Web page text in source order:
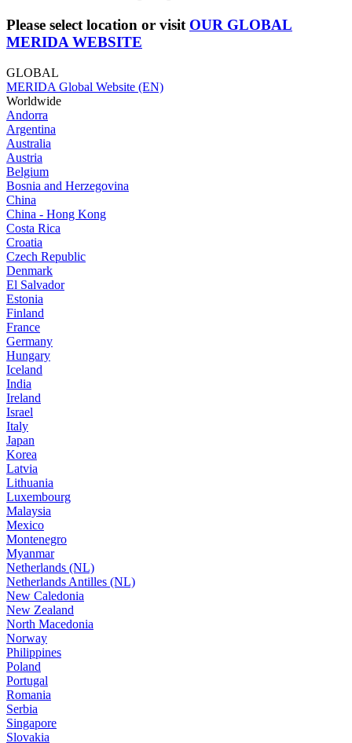
Please select location or visit OUR GLOBAL
MERIDA WEBSITE
GLOBAL
MERIDA Global Website (EN)
Worldwide
Andorra
Argentina
Australia
Austria
Belgium
Bosnia and Herzegovina
China
China - Hong Kong
Costa Rica
Croatia
Czech Republic
Denmark
El Salvador
Estonia
Finland
France
Germany
Hungary
Iceland
India
Ireland
Israel
Italy
Japan
Korea
Latvia
Lithuania
Luxembourg
Malaysia
Mexico
Montenegro
Myanmar
Netherlands (NL)
Netherlands Antilles (NL)
New Caledonia
New Zealand
North Macedonia
Norway
Philippines
Poland
Portugal
Romania
Serbia
Singapore
Slovakia